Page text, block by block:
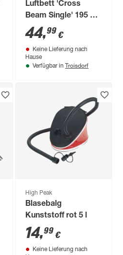
Luftbett 'Cross
Beam Single' 195 x
75 x 20 cm
44,99 €
Keine Lieferung nach
Hause
Verfügbar in Troisdorf
High Peak
Blasebalg
Kunststoff rot 5 l
14,99 €
Keine Lieferung nach